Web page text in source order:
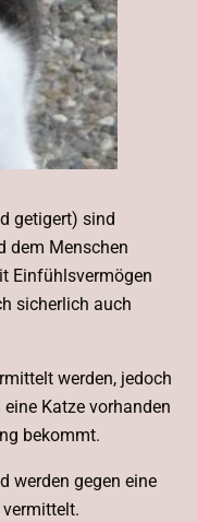
getigert) sind
dem Menschen
Einfühlsvermögen
sicherlich auch
werden, jedoch
Katze vorhanden
bekommt.
werden gegen eine